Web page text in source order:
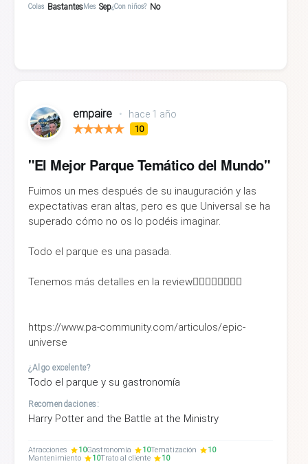
Colas BastantesMes Sep¿Con niños? No
empaire • hace 1 año
10
"El Mejor Parque Temático del Mundo"
Fuimos un mes después de su inauguración y las
expectativas eran altas, pero es que Universal se ha
superado cómo no os lo podéis imaginar.
Todo el parque es una pasada.
Tenemos más detalles en la review👇🏼👇🏼👇🏼👇🏼
https://www.pa-community.com/articulos/epic-
universe
¿Algo excelente?
Todo el parque y su gastronomía
Recomendaciones:
Harry Potter and the Battle at the Ministry
Atracciones 10Gastronomía 10Tematización
10
Mantenimiento
10Trato al cliente 10